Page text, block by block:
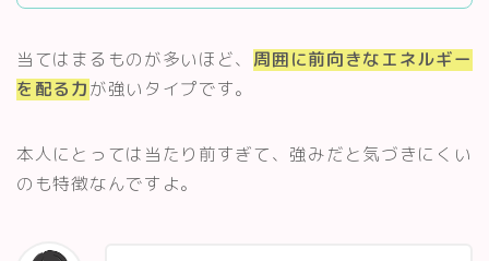
当てはまるものが多いほど、 周囲に前向きなエネルギー
を配る力が強いタイプです。
本人にとっては当たり前すぎて、強みだと気づきにくい
のも特徴なんですよ。